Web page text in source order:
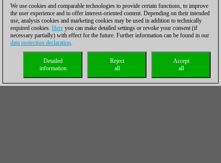
We use cookies and comparable technologies to provide certain functions, to improve
the user experience and to offer interest-oriented content. Depending on their intended
use, analysis cookies and marketing cookies may be used in addition to technically
required cookies. Here you can make detailed settings or revoke your consent (if
necessary partially) with effect for the future. Further information can be found in our
data protection declaration.
Accept
all
Reject
all
Detailed
information